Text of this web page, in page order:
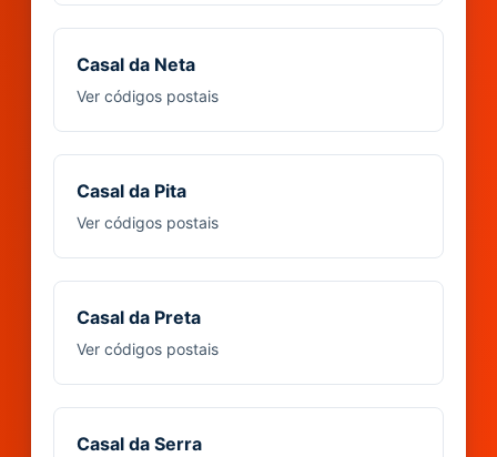
Casal da Neta
Ver códigos postais
Casal da Pita
Ver códigos postais
Casal da Preta
Ver códigos postais
Casal da Serra